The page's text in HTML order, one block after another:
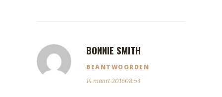
BONNIE SMITH
BEANTWOORDEN
14 maart 201608:53